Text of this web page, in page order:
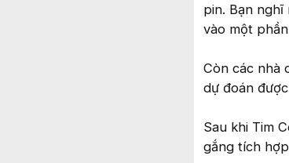
pin. Bạn
vào một
Còn các nhà
dự đoán
Sau khi Tim
gắng tích